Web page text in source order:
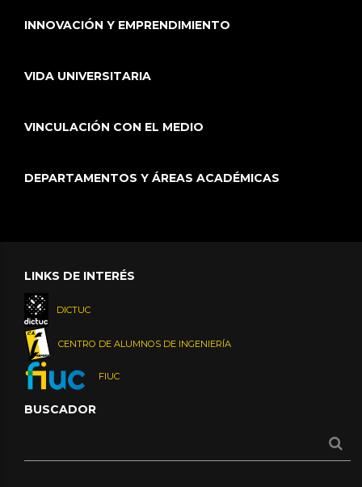
INNOVACIÓN Y EMPRENDIMIENTO
VIDA UNIVERSITARIA
VINCULACIÓN CON EL MEDIO
DEPARTAMENTOS Y ÁREAS ACADÉMICAS
LINKS DE INTERÉS
DICTUC
CENTRO DE ALUMNOS DE INGENIERÍA
FIUC
BUSCADOR